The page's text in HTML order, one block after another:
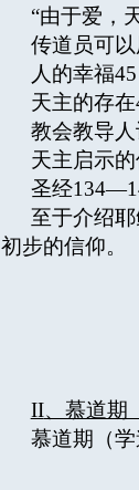
“由于爱，
传道员可
人的幸福45
天主的存在
教会教导
天主启示
圣经
至于介绍
初步的信仰。
II、慕道期
慕道期（